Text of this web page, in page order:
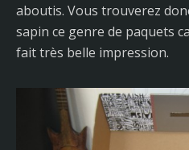
aboutis. Vous trouverez
sapin ce genre de paquets
fait très belle impression.